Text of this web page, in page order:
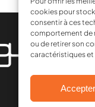
cookies pour
consentir à ces
comportement de
ou de retirer son
caractéristiques
Accepter